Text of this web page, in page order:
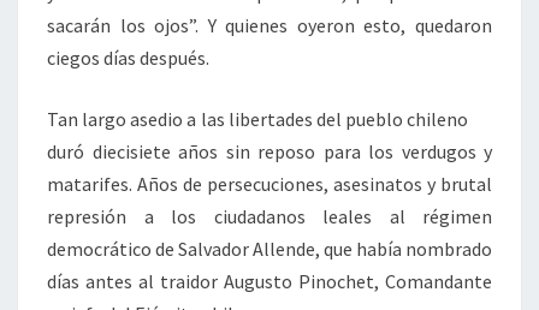
sacarán los ojos”. Y quienes oyeron esto, quedaron
ciegos días después.
Tan largo asedio a las libertades del pueblo chileno
duró diecisiete años sin reposo para los verdugos y
matarifes. Años de persecuciones, asesinatos y brutal
represión a los ciudadanos leales al régimen
democrático de Salvador Allende, que había nombrado
días antes al traidor Augusto Pinochet, Comandante